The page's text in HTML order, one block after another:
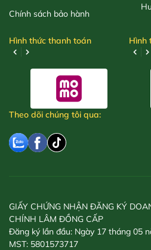
Chính sách bảo hành
Hình thức thanh toán Hình
Theo dõi chúng tôi qua:
GIẤY CHỨNG NHẬN ĐĂNG KÝ
CHÍNH LÂM ĐỒNG CẤP
Đăng ký lần đầu: Ngày 17 tháng 05
MST: 5801573717